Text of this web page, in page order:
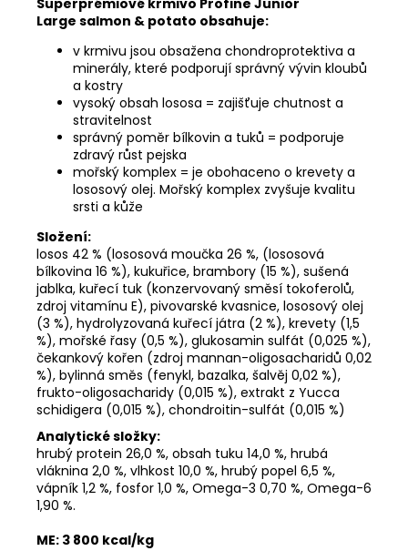
Large salmon & potato obsahuje:
v krmivu jsou obsažena chondroprotektiva a
minerály, které podporují správný vývin kloubů
a kostry
vysoký obsah lososa = zajišťuje chutnost a
stravitelnost
správný poměr bílkovin a tuků = podporuje
zdravý růst pejska
mořský komplex = je obohaceno o krevety a
lososový olej. Mořský komplex zvyšuje kvalitu
srsti a kůže
Složení:
losos 42 % (lososová moučka 26 %, (lososová
bílkovina 16 %), kukuřice, brambory (15 %), sušená
jablka, kuřecí tuk (konzervovaný směsí tokoferolů,
zdroj vitamínu E), pivovarské kvasnice, lososový olej
(3 %), hydrolyzovaná kuřecí játra (2 %), krevety (1,5
%), mořské řasy (0,5 %), glukosamin sulfát (0,025 %),
čekankový kořen (zdroj mannan-oligosacharidů 0,02
%), bylinná směs (fenykl, bazalka, šalvěj 0,02 %),
frukto-oligosacharidy (0,015 %), extrakt z Yucca
schidigera (0,015 %), chondroitin-sulfát (0,015 %)
Analytické složky:
hrubý protein 26,0 %, obsah tuku 14,0 %, hrubá
vláknina 2,0 %, vlhkost 10,0 %, hrubý popel 6,5 %,
vápník 1,2 %, fosfor 1,0 %, Omega-3 0,70 %, Omega-6
1,90 %.
ME: 3 800 kcal/kg